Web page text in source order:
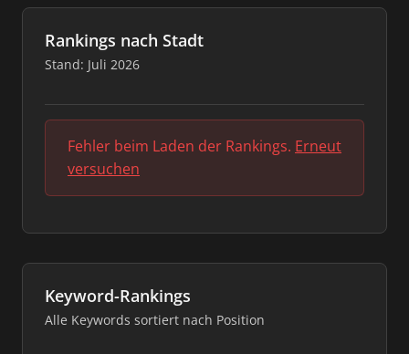
Rankings nach Stadt
Stand: Juli 2026
Fehler beim Laden der Rankings. Erneut
versuchen
Keyword-Rankings
Alle Keywords sortiert nach Position